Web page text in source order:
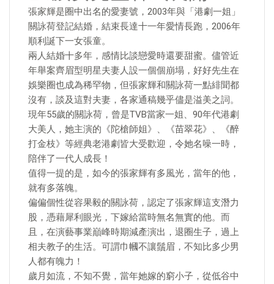
張家輝是圈中出名的愛妻號，2003年與「港劇一姐」
關詠荷登記結婚，結束長達十一年愛情長跑，2006年
順利誕下一女張童。
兩人結婚十多年，感情比談戀愛時還要甜蜜。儘管近
年舉案齊眉型明星夫妻人設一個個崩塌，好好先生在
娛樂圈也成為稀罕物，但張家輝和關詠荷一點緋聞都
沒有，談及這對夫妻，各家通稿幾乎儘是溢美之詞。
現年55歲的關詠荷，曾是TVB當家一姐、90年代港劇
大美人，她主演的《陀槍師姐》、《苗翠花》、《醉
打金枝》等經典老港劇皆大受歡迎，令她名噪一時，
陪伴了一代人成長！
值得一提的是，如今的張家輝有多風光，當年的他，
就有多落魄。
偏偏個性從容果毅的關詠荷，認定了張家輝這支潛力
股，憑藉犀利眼光，下嫁給當時無名無實的他。而
且，在演藝事業巔峰時期減產演出，退圈生子，過上
相夫教子的生活。可謂巾幗不讓鬚眉，不知比多少男
人都有魄力！
歲月如流，不知不覺，當年她嫁的窮小子，從低谷中